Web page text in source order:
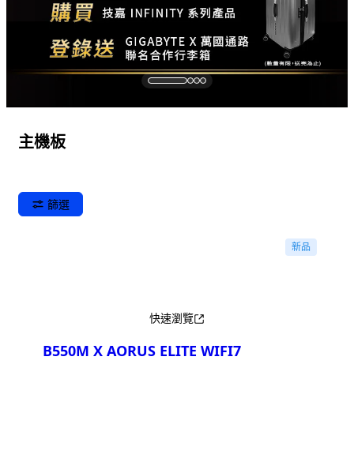
主機板
篩選
新品
快速瀏覽
B550M X AORUS ELITE WIFI7